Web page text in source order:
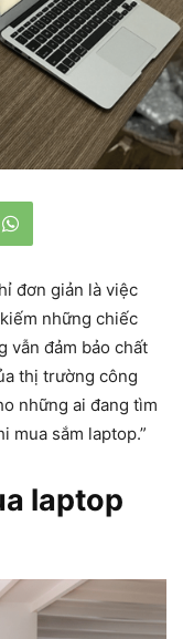
đơn giản là việc
những chiếc
vẫn đảm bảo chất
thị trường công
những ai đang tìm
mua sắm laptop.”
laptop